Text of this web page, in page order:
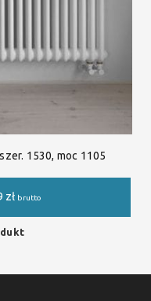
1530, moc 1105
zł brutto